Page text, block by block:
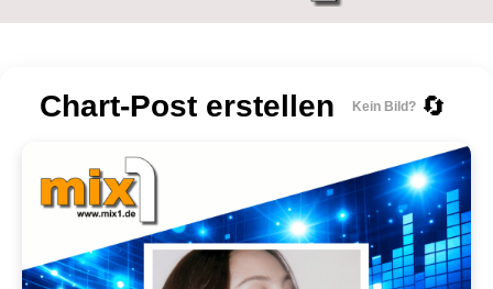
Chart-Post erstellen Kein Bild? 🔄